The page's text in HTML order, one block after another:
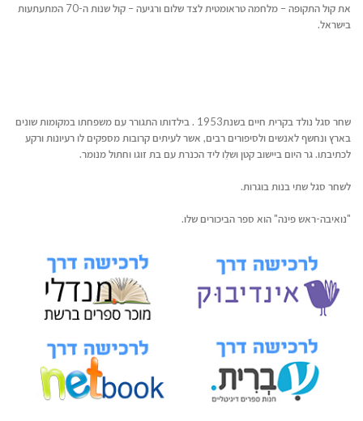
את קול התקופה – מלחמה טראומטית לצד שלום ורגיעה – קול שנות ה-70 המתעתעות
בישראל.
שחר סגל נולד בקרית חיים בשנת1953 . בילדותו התגורר עם משפחתו במקומות שונים
בארץ ונחשף לאנשים ולסיפורים רבים, אשר לעיתים קרובות מספקים לו רעיונות ורקע
לכתיבתו. גר היום ביישוב קטן ושלֵו ליד הכנרת עם בת זוגו וחתול מנומר.
לשחר סגל שתי בנות בוגרות.
"נואיבה-ראש פינה" הוא ספר הביכורים שלו.